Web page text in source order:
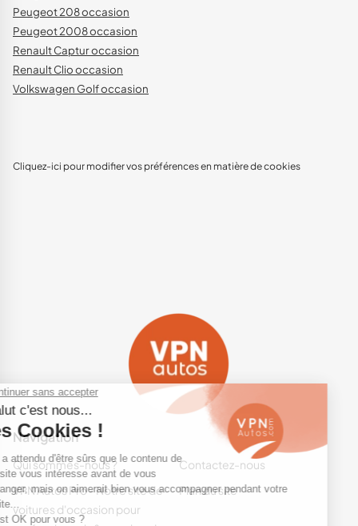
Peugeot 208 occasion
Peugeot 2008 occasion
Renault Captur occasion
Renault Clio occasion
Volkswagen Golf occasion
Cliquez-ici pour modifier vos préférences en matière de cookies
Navigation
Qui sommes-nous ?
Contactez-nous
VPN Autos Pro - Notre site de
voitures d'occasion pour
Plan du site